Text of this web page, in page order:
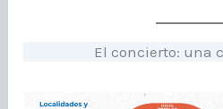
El concierto: una